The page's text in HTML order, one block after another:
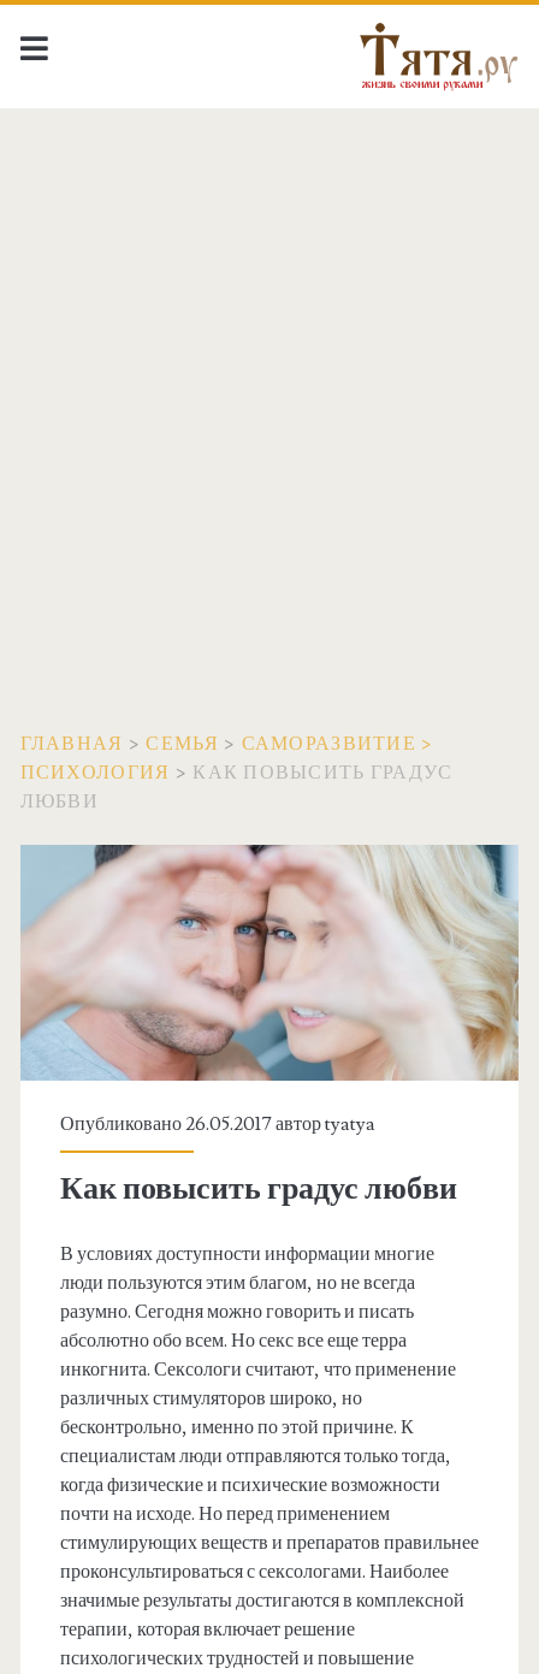
ГЛАВНАЯ >СЕМЬЯ > САМОРАЗВИТИЕ >
ПСИХОЛОГИЯ > КАК ПОВЫСИТЬ ГРАДУС
ЛЮБВИ
Опубликовано 26.05.2017 авторtyatya
Как повысить градус любви
В условиях доступности информации многие
люди пользуются этим благом, но не всегда
разумно. Сегодня можно говорить и писать
абсолютно обо всем. Но секс все еще терра
инкогнита. Сексологи считают, что применение
различных стимуляторов широко, но
бесконтрольно, именно по этой причине. К
специалистам люди отправляются только тогда,
когда физические и психические возможности
почти на исходе. Но перед применением
стимулирующих веществ и препаратов правильнее
проконсультироваться с сексологами. Наиболее
значимые результаты достигаются в комплексной
терапии, которая включает решение
психологических трудностей и повышение